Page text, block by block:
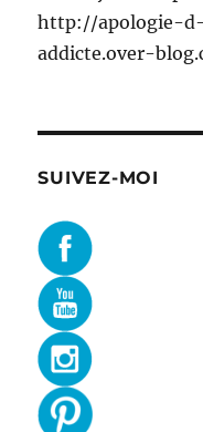
http://apologie-
addicte.over-
SUIVEZ-MOI